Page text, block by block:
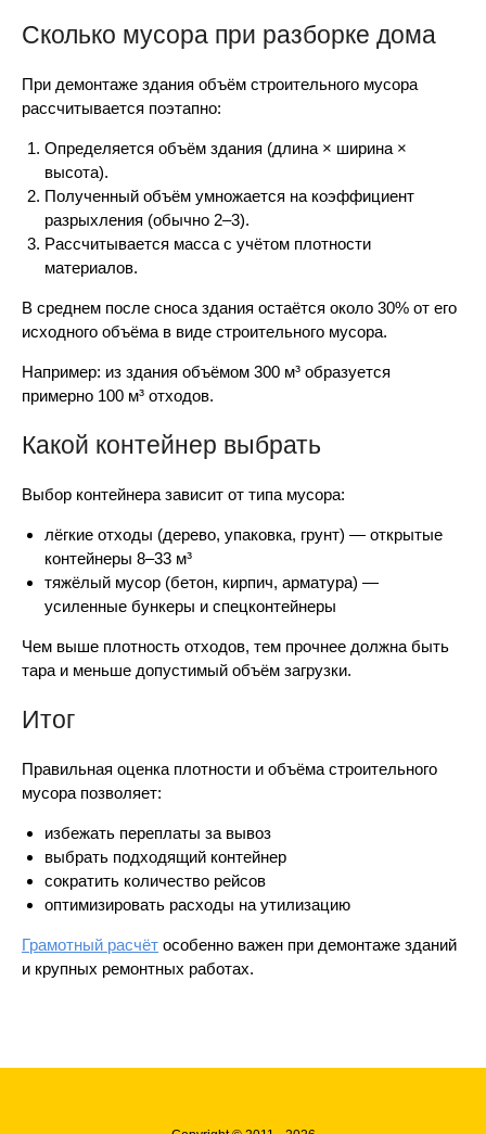
Сколько мусора при разборке дома
При демонтаже здания объём строительного мусора
рассчитывается поэтапно:
Определяется объём здания (длина × ширина ×
высота).
Полученный объём умножается на коэффициент
разрыхления (обычно 2–3).
Рассчитывается масса с учётом плотности
материалов.
В среднем после сноса здания остаётся около 30% от его
исходного объёма в виде строительного мусора.
Например: из здания объёмом 300 м³ образуется
примерно 100 м³ отходов.
Какой контейнер выбрать
Выбор контейнера зависит от типа мусора:
лёгкие отходы (дерево, упаковка, грунт) — открытые
контейнеры 8–33 м³
тяжёлый мусор (бетон, кирпич, арматура) —
усиленные бункеры и спецконтейнеры
Чем выше плотность отходов, тем прочнее должна быть
тара и меньше допустимый объём загрузки.
Итог
Правильная оценка плотности и объёма строительного
мусора позволяет:
избежать переплаты за вывоз
выбрать подходящий контейнер
сократить количество рейсов
оптимизировать расходы на утилизацию
Грамотный расчёт особенно важен при демонтаже зданий
и крупных ремонтных работах.